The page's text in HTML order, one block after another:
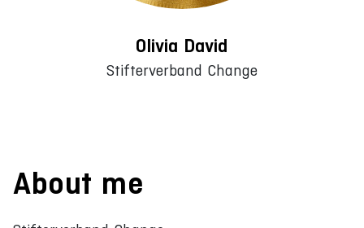
Olivia David
Stifterverband Change
About me